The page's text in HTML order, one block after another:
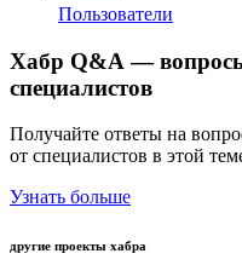
Пользователи
Хабр Q&A —
специалистов
Получайте ответы на
от специалистов в этой
Узнать больше
другие проекты хабра